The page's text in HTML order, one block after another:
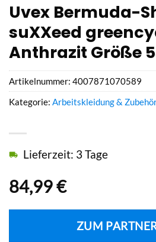
Uvex Bermuda-
suXXeed
Anthrazit Größe
84,99€
Lieferzeit: 3 Tage
ZUM
Artikelnummer: 4007871070589
Kategorie: Arbeitskleidung &